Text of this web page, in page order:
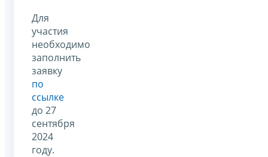
Для
участия
необходимо
заполнить
заявку
по
ссылке
до 27
сентября
2024
году.